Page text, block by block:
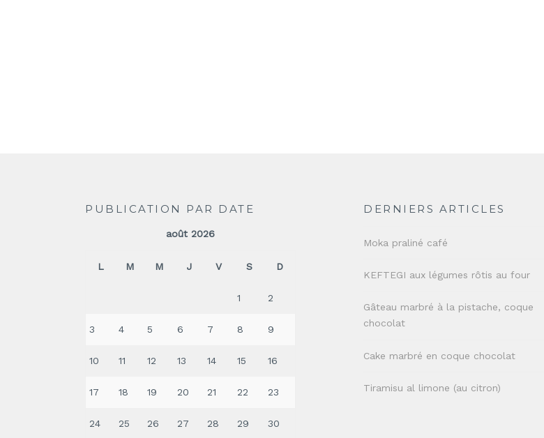
PUBLICATION PAR DATE
août 2026
L M M J V S D
1 2
3 4 5 6 7 8 9
10 11 12 13 14 15 16
17 18 19 20 21 22 23
24 25 26 27 28 29 30
DERNIERS ARTICLES
Moka praliné café
KEFTEGI aux légumes rôtis au four
Gâteau marbré à la pistache, coque
chocolat
Cake marbré en coque chocolat
Tiramisu al limone (au citron)